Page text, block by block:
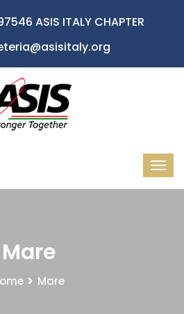
ASIS ITALY CHAPTER
Mare
Mare